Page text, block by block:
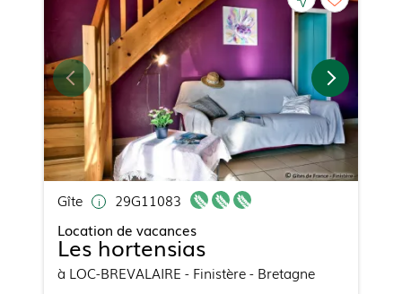
Gîte
29G11083
Location de vacances
Les hortensias
à LOC-BREVALAIRE - Finistère - Bretagne